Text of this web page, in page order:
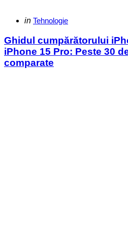
Categories
Posted
in Tehnologie
Ghidul cumpărătorului
iPhone 15 Pro: Peste 30
comparate